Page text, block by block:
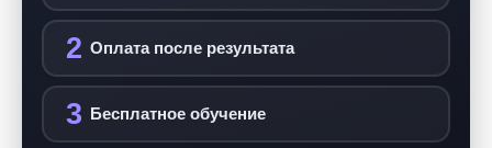
2 Оплата после результата
3 Бесплатное обучение